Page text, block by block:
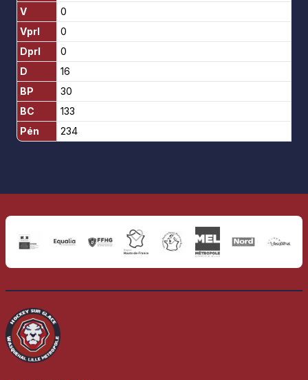
V
Vprl
Dprl
D
BP
BC
Pén
0
0
0
16
30
133
234